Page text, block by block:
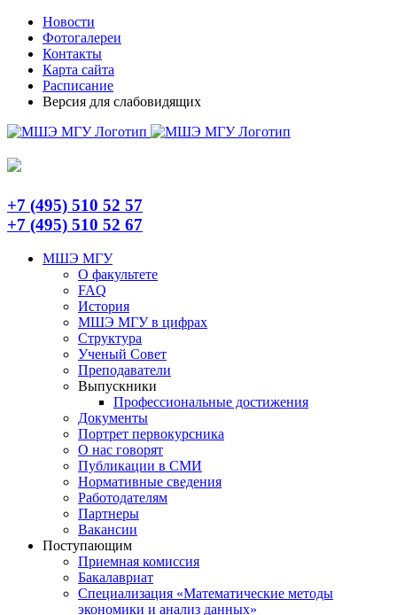
Skip
content
TelegramНовости
Фотогалереи
Контакты
Карта сайта
Расписание
Версия для слабовидящих
+7 (495) 510 52 57
+7 (495) 510 52 67
МШЭ МГУ
О факультете
FAQ
История
МШЭ МГУ в цифрах
Структура
Ученый Совет
Преподаватели
Выпускники
Профессиональные достижения
Документы
Портрет первокурсника
О нас говорят
Публикации в СМИ
Нормативные сведения
Работодателям
Партнеры
Вакансии
Поступающим
Приемная комиссия
Бакалавриат
Специализация «Математические методы
экономики и анализ данных»